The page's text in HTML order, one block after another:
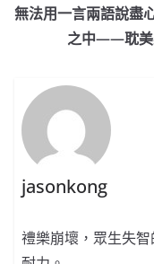
無法用一言兩語說盡
之中——耽美
jasonkong
禮樂崩壞，眾生失